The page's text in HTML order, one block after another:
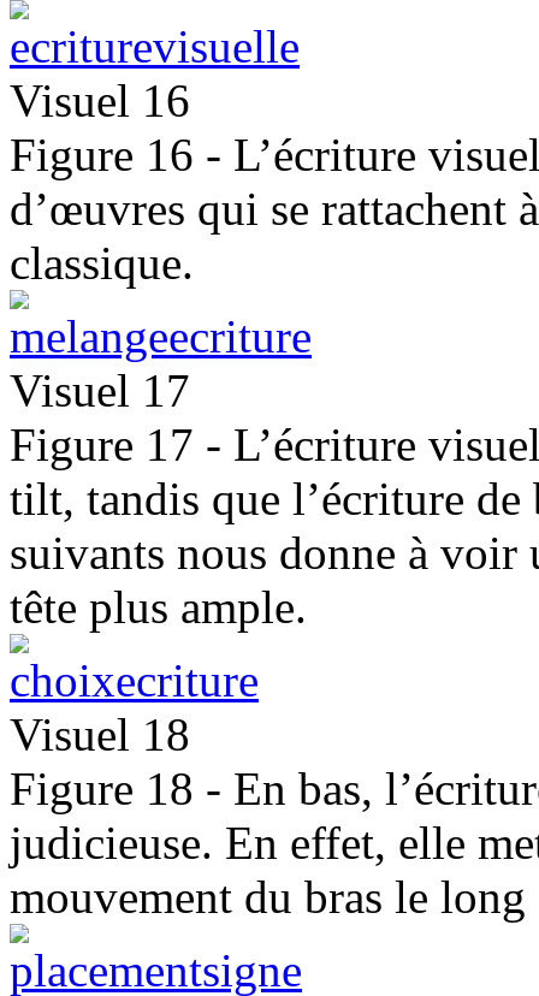
Visuel 16
Figure 16 - L’écriture
d’œuvres qui se rattachent
classique.
Visuel 17
Figure 17 - L’écriture
tilt, tandis que l’écriture de
suivants nous donne à voir
tête plus ample.
Visuel 18
Figure 18 - En bas,
judicieuse. En effet, elle
mouvement du bras le